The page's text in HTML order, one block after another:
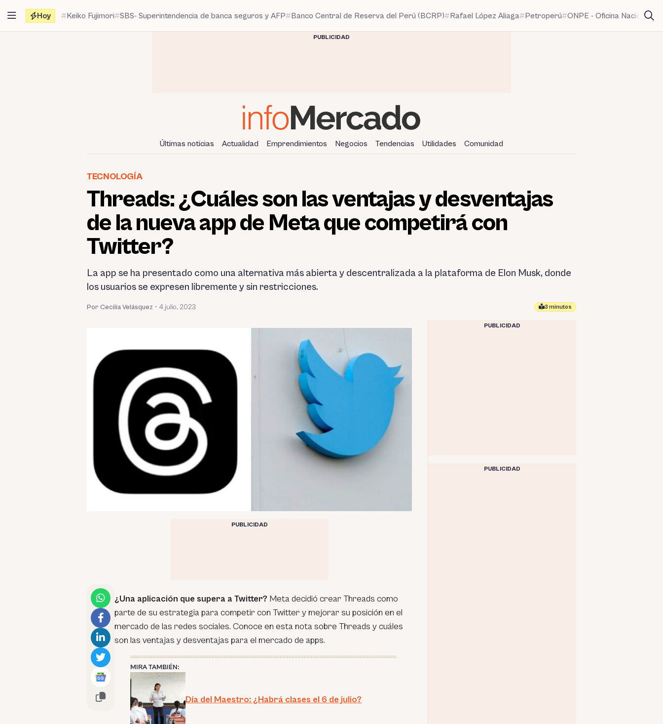
contenido
Hoy Keiko Fujimori SBS- Superintendencia de banca seguros y AFP Banco Central de Reserva del Perú (BCRP) Rafael López Aliaga Petroperú ONPE - Oficina Nacional
PUBLICIDAD
Últimas noticias Actualidad Emprendimientos Negocios Tendencias Utilidades Comunidad
TECNOLOGÍA
Threads: ¿Cuáles son las ventajas y desventajas
de la nueva app de Meta que competirá con
Twitter?
La app se ha presentado como una alternativa más abierta y descentralizada a la plataforma de Elon Musk, donde
los usuarios se expresen libremente y sin restricciones.
Por Cecilia Velásquez • 4 julio, 2023 3 minutos
PUBLICIDAD
¿Una aplicación que supera a Twitter? Meta decidió crear Threads como
parte de su estrategia para competir con Twitter y mejorar su posición en el
mercado de las redes sociales. Conoce en esta nota sobre Threads y cuáles
son las ventajas y desventajas para el mercado de apps.
MIRA TAMBIÉN:
Día del Maestro: ¿Habrá clases el 6 de julio?
PUBLICIDAD
PUBLICIDAD